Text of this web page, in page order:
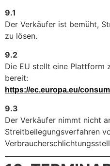
9.1
Der Verkäufer ist bemüht,
zu lösen.
9.2
Die EU stellt eine Plattform
bereit:
https://ec.europa.eu/
9.3
Der Verkäufer nimmt nicht
Streitbeilegungsverfahren